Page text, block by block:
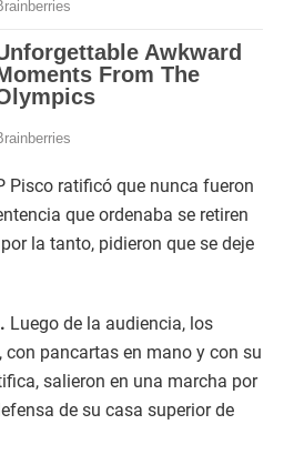
Pisco ratificó que nunca fueron
que ordenaba se retiren
la tanto, pidieron que se deje
Luego de la audiencia, los
con pancartas en mano y con su
salieron en una marcha por
de su casa superior de